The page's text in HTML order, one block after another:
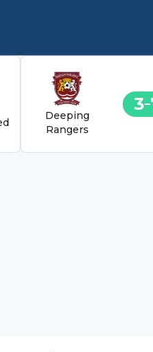
Deeping
Rangers
3